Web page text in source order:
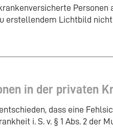
Personen
erstellendem Lichtbild
in der privaten
dass eine
i. S. v. § 1 Abs. 2 der